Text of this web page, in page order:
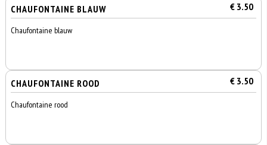
CHAUFONTAINE BLAUW € 3.50
Chaufontaine blauw
CHAUFONTAINE ROOD € 3.50
Chaufontaine rood